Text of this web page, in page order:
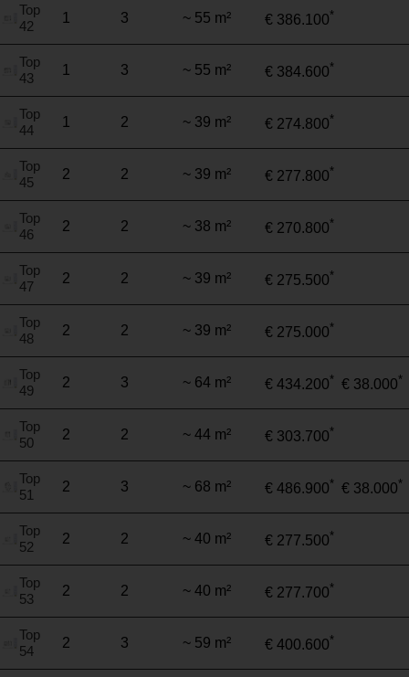
Top
42
1 3 ~ 55 m² € 386.100*
Top
43
1 3 ~ 55 m² € 384.600*
Top
44
1 2 ~ 39 m² € 274.800*
Top
45
2 2 ~ 39 m² € 277.800*
Top
46
2 2 ~ 38 m² € 270.800*
Top
47
2 2 ~ 39 m² € 275.500*
Top
48
2 2 ~ 39 m² € 275.000*
Top
49
2 3 ~ 64 m² € 434.200* € 38.000*
Top
50
2 2 ~ 44 m² € 303.700*
Top
51
2 3 ~ 68 m² € 486.900* € 38.000*
Top
52
2 2 ~ 40 m² € 277.500*
Top
53
2 2 ~ 40 m² € 277.700*
Top
54
2 3 ~ 59 m² € 400.600*